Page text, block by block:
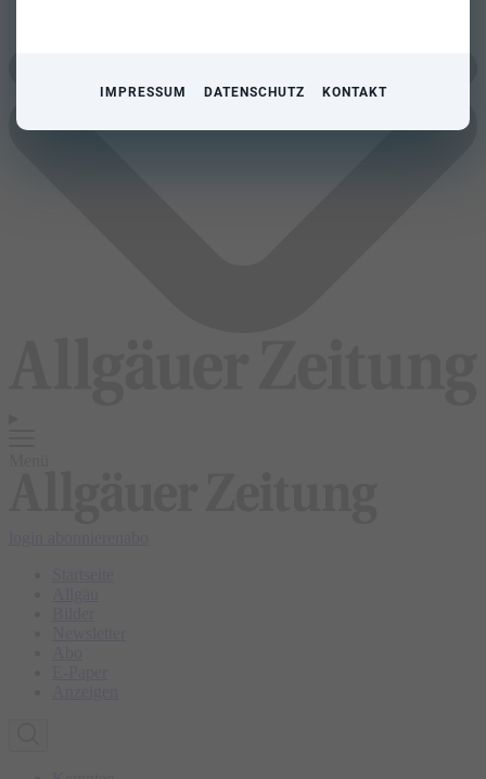
IMPRESSUM DATENSCHUTZ KONTAKT